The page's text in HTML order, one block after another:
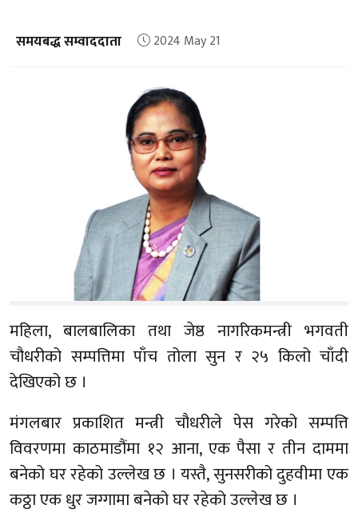
समयबद्ध सम्वाददाता 2024 May 21
महिला, बालबालिका तथा जेष्ठ नागरिकमन्त्री भगवती
चौधरीको सम्पत्तिमा पाँच तोला सुन र २५ किलो चाँदी
देखिएको छ ।
मंगलबार प्रकाशित मन्त्री चौधरीले पेस गरेको सम्पत्ति
विवरणमा काठमाडौंमा १२ आना, एक पैसा र तीन दाममा
बनेको घर रहेको उल्लेख छ । यस्तै, सुनसरीको दुहवीमा एक
कठ्ठा एक धुर जग्गामा बनेको घर रहेको उल्लेख छ ।